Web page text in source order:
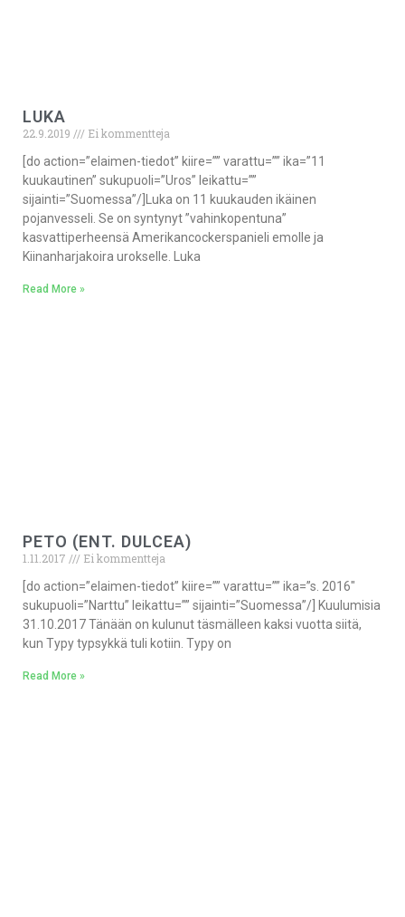
LUKA
22.9.2019
Ei kommentteja
[do action=”elaimen-tiedot” kiire=”” varattu=”” ika=”11
kuukautinen” sukupuoli=”Uros” leikattu=””
sijainti=”Suomessa”/]Luka on 11 kuukauden ikäinen
pojanvesseli. Se on syntynyt ”vahinkopentuna”
kasvattiperheensä Amerikancockerspanieli emolle ja
Kiinanharjakoira urokselle. Luka
Read More »
PETO (ENT. DULCEA)
1.11.2017
Ei kommentteja
[do action=”elaimen-tiedot” kiire=”” varattu=”” ika=”s. 2016″
sukupuoli=”Narttu” leikattu=”” sijainti=”Suomessa”/] Kuulumisia
31.10.2017 Tänään on kulunut täsmälleen kaksi vuotta siitä,
kun Typy typsykkä tuli kotiin. Typy on
Read More »